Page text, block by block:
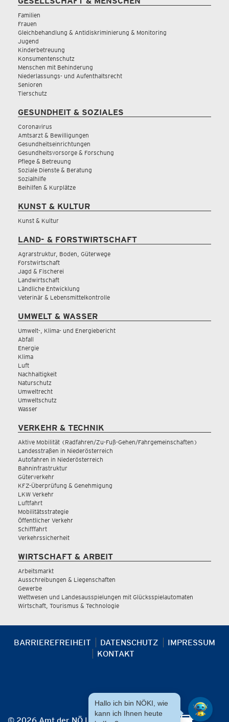
Familien
Frauen
Gleichbehandlung & Antidiskriminierung & Monitoring
Jugend
Kinderbetreuung
Konsumentenschutz
Menschen mit Behinderung
Niederlassungs- und Aufenthaltsrecht
Senioren
Tierschutz
GESUNDHEIT & SOZIALES
Coronavirus
Amtsarzt & Bewilligungen
Gesundheitseinrichtungen
Gesundheitsvorsorge & Forschung
Pflege & Betreuung
Soziale Dienste & Beratung
Sozialhilfe
Beihilfen & Kurplätze
KUNST & KULTUR
Kunst & Kultur
LAND- & FORSTWIRTSCHAFT
Agrarstruktur, Boden, Güterwege
Forstwirtschaft
Jagd & Fischerei
Landwirtschaft
Ländliche Entwicklung
Veterinär & Lebensmittelkontrolle
UMWELT & WASSER
Umwelt-, Klima- und Energiebericht
Abfall
Energie
Klima
Luft
Nachhaltigkeit
Naturschutz
Umweltrecht
Umweltschutz
Wasser
VERKEHR & TECHNIK
Aktive Mobilität (Radfahren/Zu-Fuß-Gehen/Fahrgemeinschaften)
Landesstraßen in Niederösterreich
Autofahren in Niederösterreich
Bahninfrastruktur
Güterverkehr
KFZ-Überprüfung & Genehmigung
LKW Verkehr
Luftfahrt
Mobilitätsstrategie
Öffentlicher Verkehr
Schifffahrt
Verkehrssicherheit
WIRTSCHAFT & ARBEIT
Arbeitsmarkt
Ausschreibungen & Liegenschaften
Gewerbe
Wettwesen und Landesausspielungen mit Glücksspielautomaten
Wirtschaft, Tourismus & Technologie
BARRIEREFREIHEIT DATENSCHUTZ
IMPRESSUM
KONTAKT
Hallo ich bin NÖKI, wie
kann ich Ihnen heute